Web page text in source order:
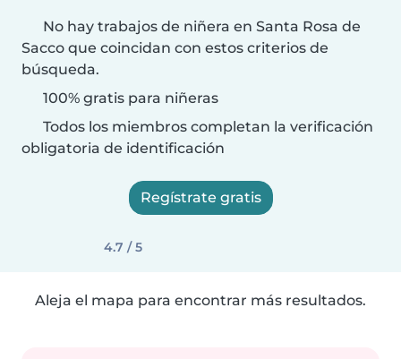
No hay trabajos de niñera en Santa Rosa de
Sacco que coincidan con estos criterios de
búsqueda.
100% gratis para niñeras
Todos los miembros completan la verificación
obligatoria de identificación
Regístrate gratis
4.7 / 5
Aleja el mapa para encontrar más resultados.